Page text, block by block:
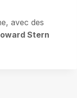
avec des
Stern